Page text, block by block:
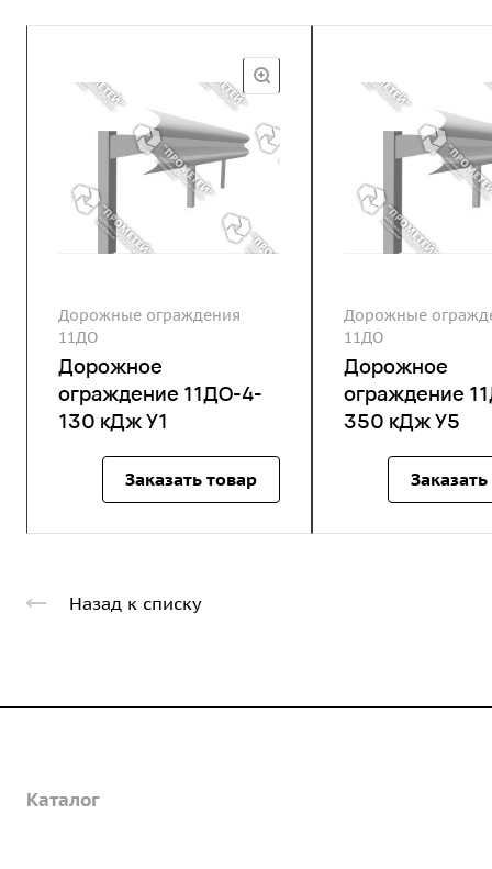
Дорожные ограждения
11ДО
Дорожное
ограждение 11ДО-4-
130 кДж У1
Заказать товар
Дорожные
11ДО
Дорожное
ограждение
350 кДж У5
Назад к списку
О предприятии
Каталог